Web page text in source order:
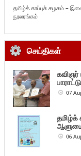
தமிழ்க் காப்புக் கழகம் –
நூலரங்கம்
செய்திகள்
கவிஞர்
07
06